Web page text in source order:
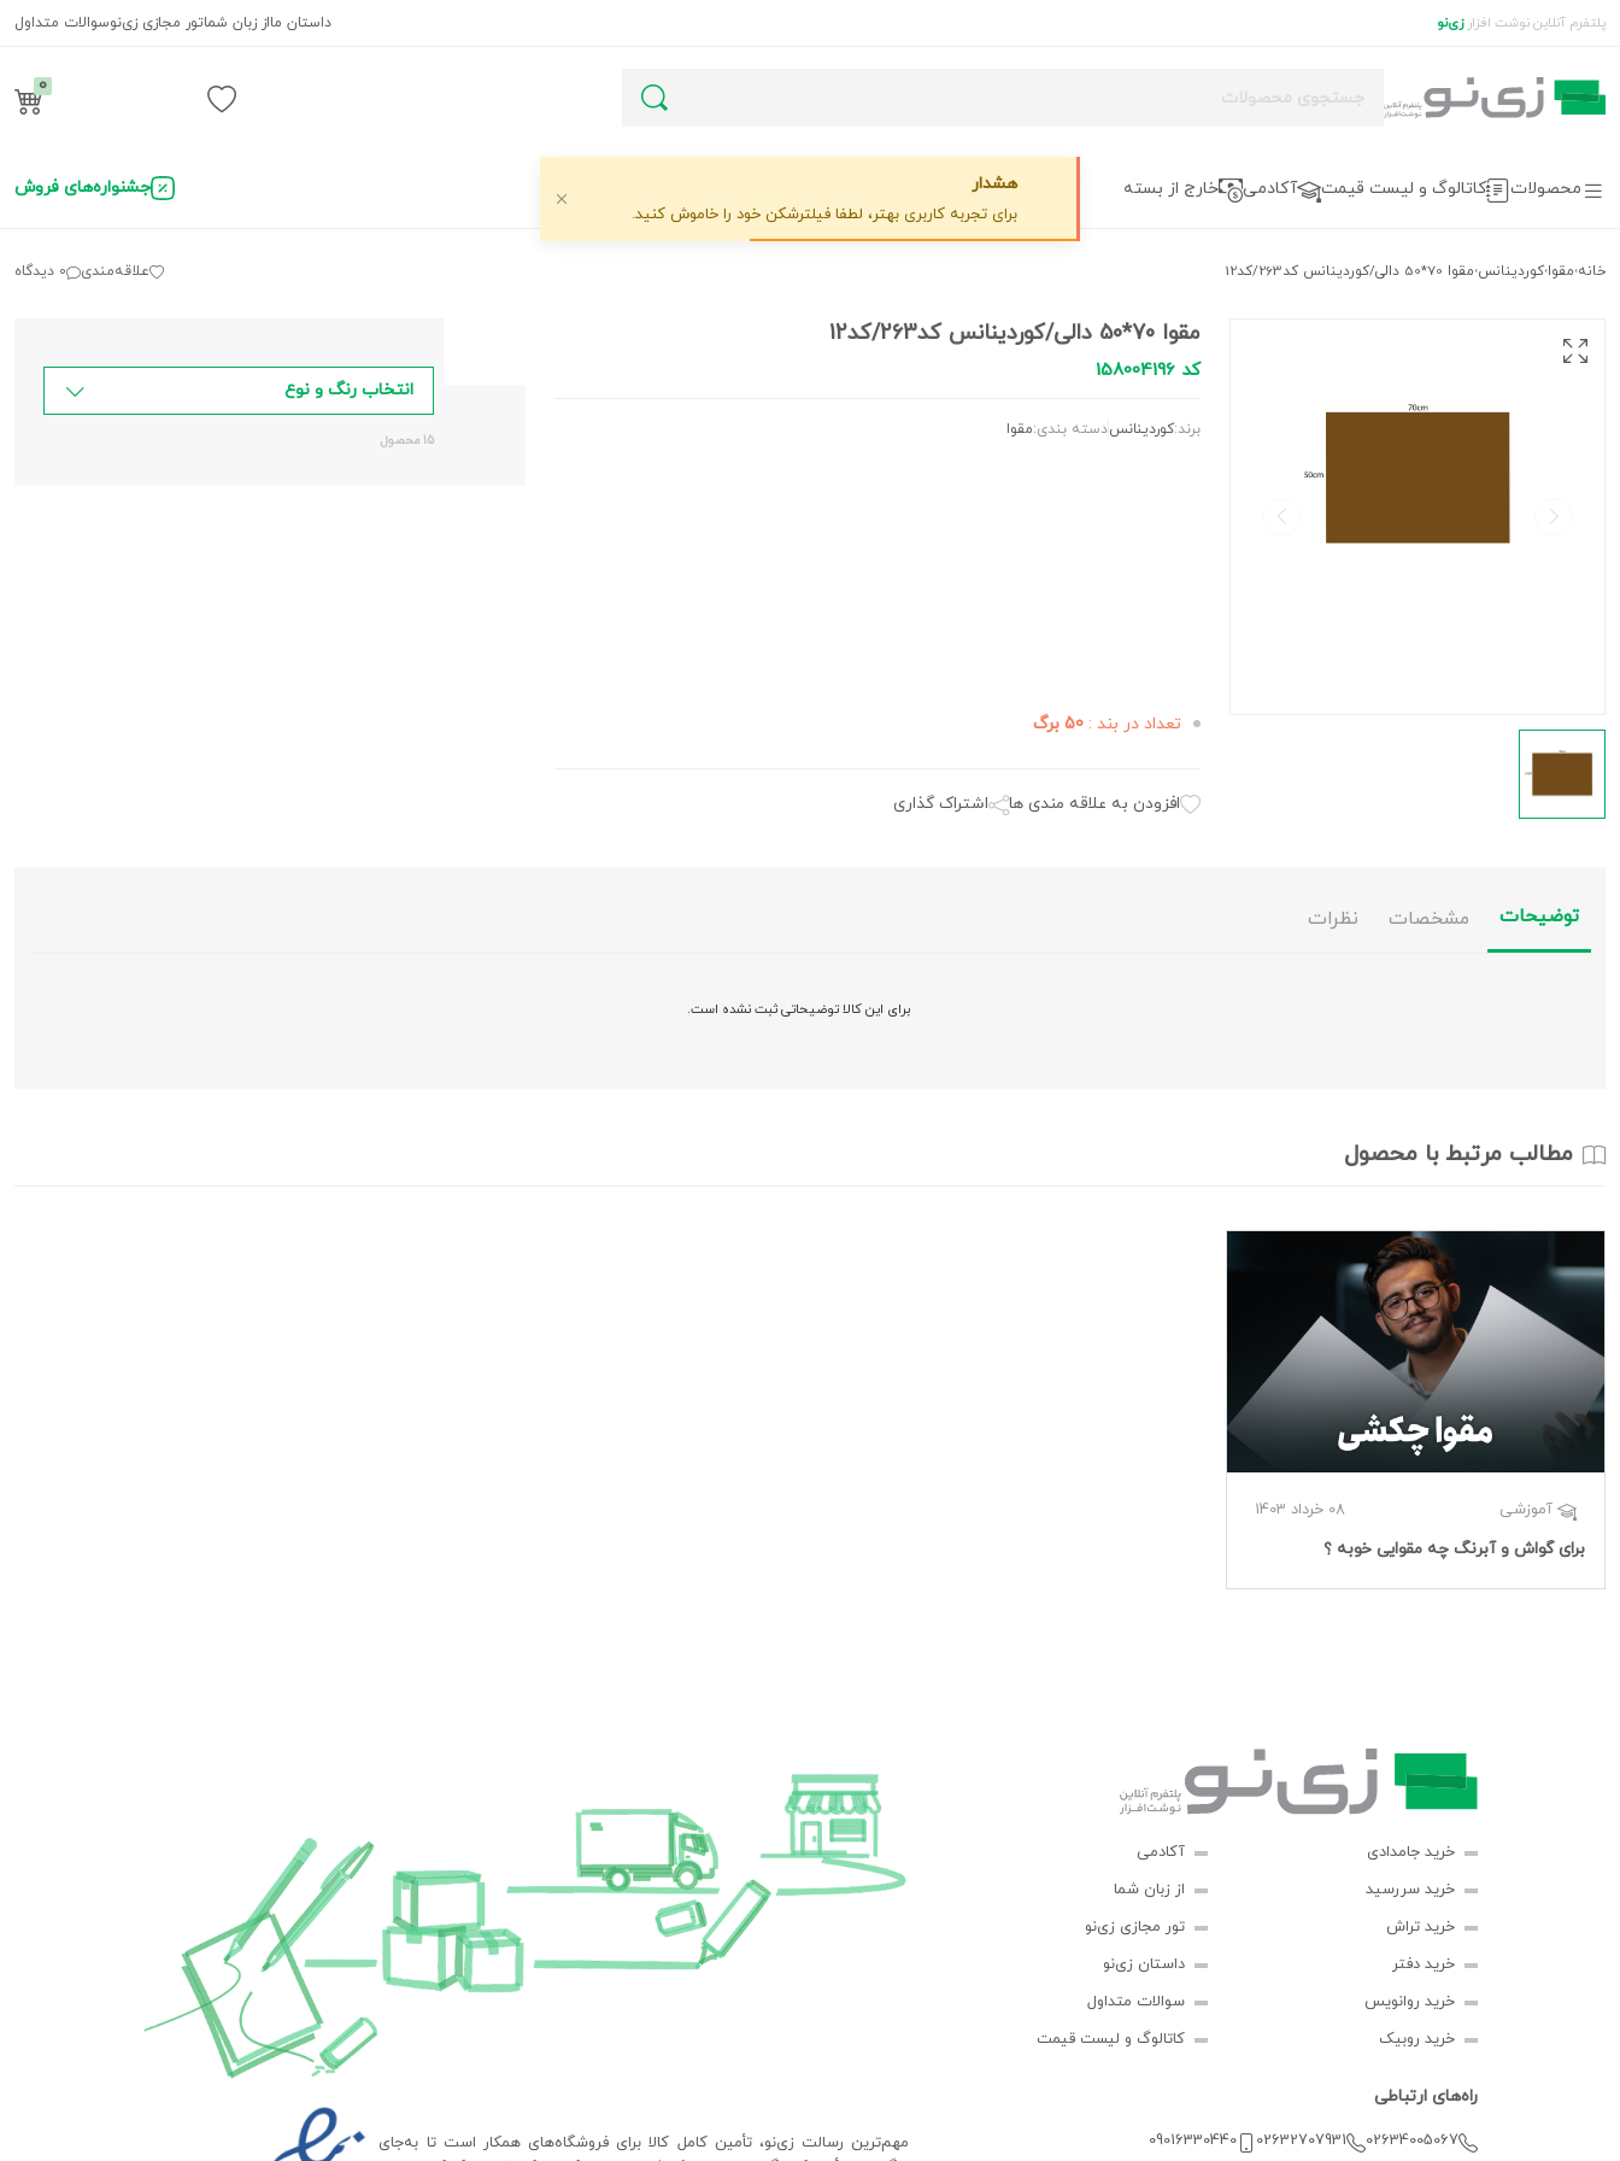
سوالات متداولتور مجازی زی‌نواز زبان شماداستان ما پلتفرم آنلاین نوشت افزارزی‌نو
0
جشنواره‌های فروش محصولات کاتالوگ و لیست قیمت آکادمی خارج از بسته
خانه›مقوا›کوردینانس›مقوا 70*50 دالی/کوردینانس کد263/کد12 علاقه‌مندی 0 دیدگاه
مقوا 70*50 دالی/کوردینانس کد263/کد12
کد 158004196
برند:کوردینانسدسته بندی:مقوا
تعداد در بند : 50 برگ
افزودن به علاقه مندی ها اشتراک گذاری
انتخاب رنگ و نوع
15 محصول
توضیحات مشخصات نظرات
برای این کالا توضیحاتی ثبت نشده است.
مطالب مرتبط با محصول
آموزشی 08 خرداد 1403
برای گواش و آبرنگ چه مقوایی خوبه ؟
خرید جامدادی
خرید سررسید
خرید تراش
خرید دفتر
خرید روانویس
خرید روبیک
آکادمی
از زبان شما
تور مجازی زی‌نو
داستان زی‌نو
سوالات متداول
کاتالوگ و لیست قیمت
راه‌های ارتباطی
02634005067
02632707931
09016330440
مهم‌ترین رسالت زی‌نو، تأمین کامل کالا برای فروشگاه‌های همکار است تا به‌جای
هشدار
برای تجربه کاربری بهتر، لطفا فیلترشکن خود را خاموش کنید.